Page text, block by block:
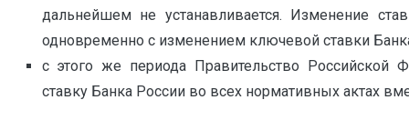
дальнейшем не устанавливается. Изменение
одновременно с изменением ключевой ставки
с этого же периода Правительство Российской
ставку Банка России во всех нормативных актах